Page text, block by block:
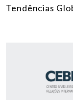
Tendências